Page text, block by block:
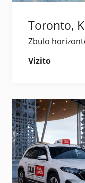
Toronto,
Zbulo
Vizito